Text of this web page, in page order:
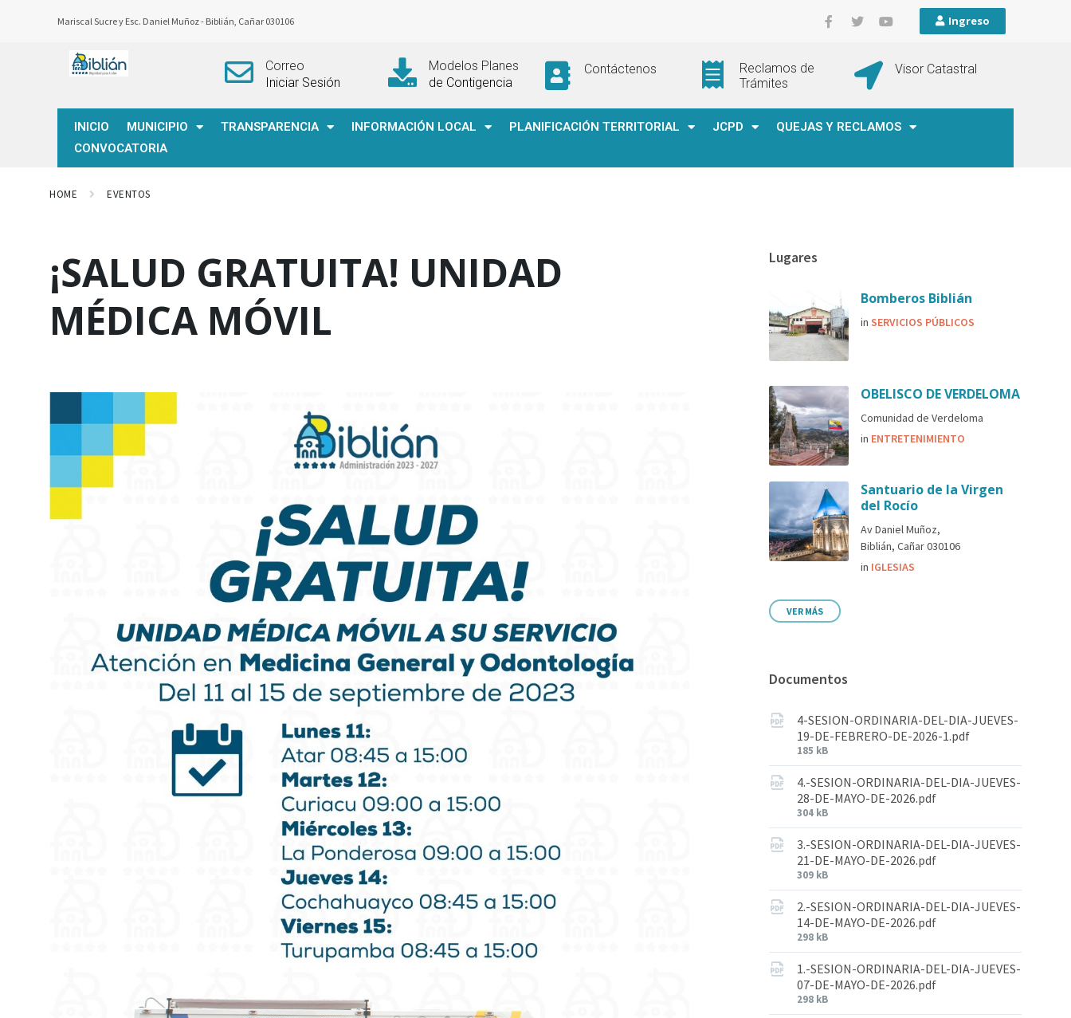
Mariscal Sucre y Esc. Daniel Muñoz - Biblián, Cañar 030106 Ingreso
Correo
Iniciar Sesión
Modelos Planes
de Contigencia
Contáctenos
Reclamos de
Trámites
Visor Catastral
INICIO MUNICIPIO TRANSPARENCIA INFORMACIÓN LOCAL PLANIFICACIÓN TERRITORIAL JCPD
QUEJAS Y RECLAMOS
CONVOCATORIA
HOME EVENTOS
¡SALUD GRATUITA! UNIDAD
MÉDICA MÓVIL
Lugares
Bomberos Biblián
inSERVICIOS PÚBLICOS
OBELISCO DE VERDELOMA
Comunidad de Verdeloma
in ENTRETENIMIENTO
Santuario de la Virgen
del Rocío
Av Daniel Muñoz,
Biblián, Cañar 030106
in IGLESIAS
VER MÁS
Documentos
4-SESION-ORDINARIA-DEL-DIA-JUEVES-
19-DE-FEBRERO-DE-2026-1.pdf
185 kB
4.-SESION-ORDINARIA-DEL-DIA-JUEVES-
28-DE-MAYO-DE-2026.pdf
304 kB
3.-SESION-ORDINARIA-DEL-DIA-JUEVES-
21-DE-MAYO-DE-2026.pdf
309 kB
2.-SESION-ORDINARIA-DEL-DIA-JUEVES-
14-DE-MAYO-DE-2026.pdf
298 kB
1.-SESION-ORDINARIA-DEL-DIA-JUEVES-
07-DE-MAYO-DE-2026.pdf
298 kB